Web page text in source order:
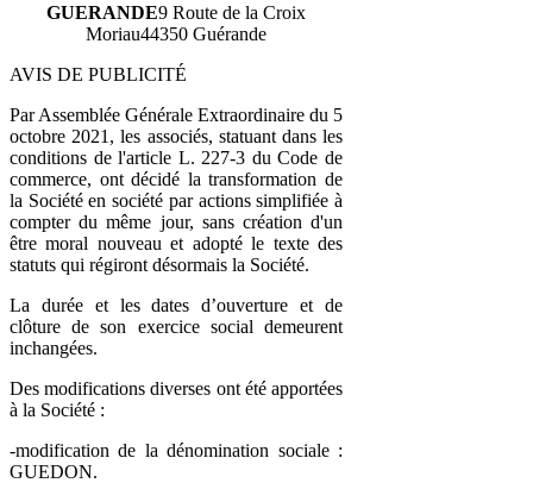
GUERANDE9 Route de la Croix
Moriau44350 Guérande
AVIS DE PUBLICITÉ
Par Assemblée Générale Extraordinaire du 5
octobre 2021, les associés, statuant dans les
conditions de l'article L. 227-3 du Code de
commerce, ont décidé la transformation de
la Société en société par actions simplifiée à
compter du même jour, sans création d'un
être moral nouveau et adopté le texte des
statuts qui régiront désormais la Société.
La durée et les dates d’ouverture et de
clôture de son exercice social demeurent
inchangées.
Des modifications diverses ont été apportées
à la Société :
-modification de la dénomination sociale :
GUEDON.